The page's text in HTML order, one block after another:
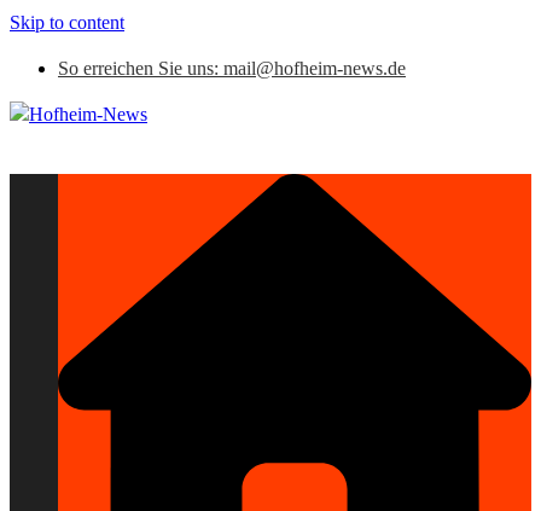
Skip to content
So erreichen Sie uns: mail@hofheim-news.de